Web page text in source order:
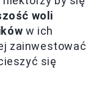
woli
w ich
zainwestować
się